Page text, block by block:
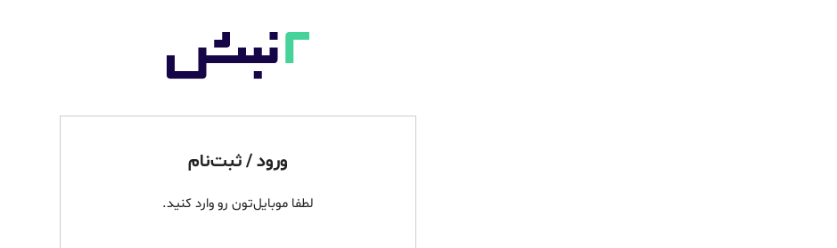
ورود / ثبت‌نام
لطفا موبایل‌تون رو وارد کنید.